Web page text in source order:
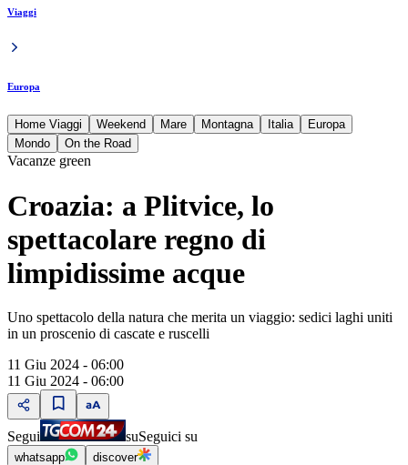
Viaggi
Europa
Home Viaggi Weekend Mare Montagna Italia
Europa
Mondo
On the Road
Vacanze green
Croazia: a Plitvice, lo
spettacolare regno di
limpidissime acque
Uno spettacolo della natura che merita un viaggio: sedici laghi uniti
in un proscenio di cascate e ruscelli
11 Giu 2024 - 06:00
11 Giu 2024 - 06:00
Segui suSeguici su
whatsapp discover